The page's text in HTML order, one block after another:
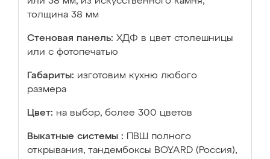
толщина 38 мм
Стеновая панель: ХДФ в цвет столешницы
или с фотопечатью
Габариты: изготовим кухню любого
размера
Цвет: на выбор, более 300 цветов
Выкатные системы :
ПВШ полного
открывания, тандембоксы BOYARD (Россия),